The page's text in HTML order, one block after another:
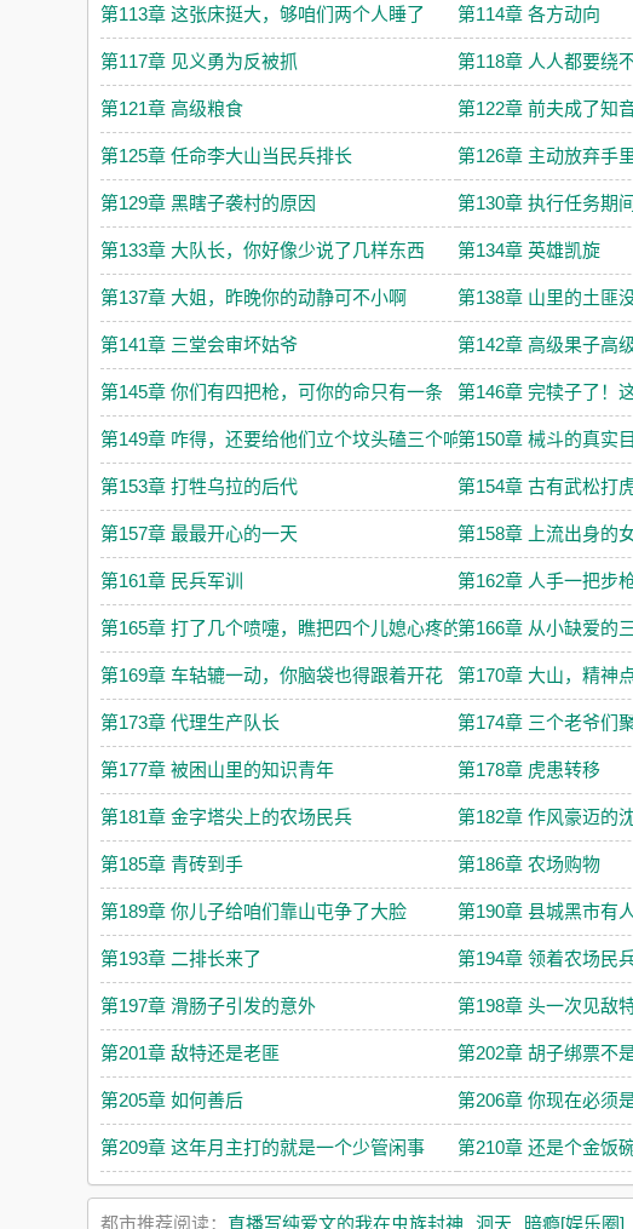
第113章 这张床挺大，够咱们两个人睡了 第114章 各方动向
第117章 见义勇为反被抓 第118章 人人都要绕
第121章 高级粮食 第122章 前夫成了知
第125章 任命李大山当民兵排长 第126章 主动放弃手
第129章 黑瞎子袭村的原因 第130章 执行任务期
第133章 大队长，你好像少说了几样东西 第134章 英雄凯旋
第137章 大姐，昨晚你的动静可不小啊 第138章 山里的土匪
第141章 三堂会审坏姑爷 第142章 高级果子高
第145章 你们有四把枪，可你的命只有一条 第146章 完犊子了！
第149章 咋得，还要给他们立个坟头磕三个响头？第150章 械斗的真实
第153章 打牲乌拉的后代 第154章 古有武松打
第157章 最最开心的一天 第158章 上流出身的
第161章 民兵军训 第162章 人手一把步
第165章 打了几个喷嚏，瞧把四个儿媳心疼的第166章 从小缺爱的
第169章 车轱辘一动，你脑袋也得跟着开花 第170章 大山，精神
第173章 代理生产队长 第174章 三个老爷们
第177章 被困山里的知识青年 第178章 虎患转移
第181章 金字塔尖上的农场民兵 第182章 作风豪迈的
第185章 青砖到手 第186章 农场购物
第189章 你儿子给咱们靠山屯争了大脸 第190章 县城黑市有
第193章 二排长来了 第194章 领着农场民
第197章 滑肠子引发的意外 第198章 头一次见敌
第201章 敌特还是老匪 第202章 胡子绑票不
第205章 如何善后 第206章 你现在必须
第209章 这年月主打的就是一个少管闲事 第210章 还是个金饭
都市推荐阅读： 直播写纯爱文的我在虫族封神 洄天 暗瘾[娱乐圈]